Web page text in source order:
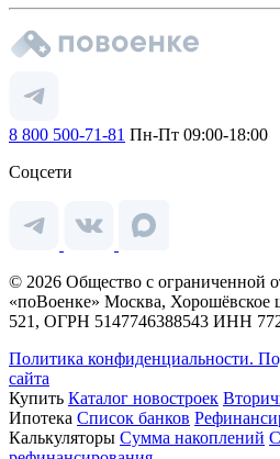
8 800 500-71-81 Пн-Пт 09:00-18:00
Соцсети
© 2026 Общество с ограниченной
«поВоенке» Москва, Хорошёвское
521, ОГРН 5147746388543 ИНН
Политика конфиденциальности.
сайта
Купить Каталог новостроек
Ипотека Список банков
Калькуляторы Сумма накоплений